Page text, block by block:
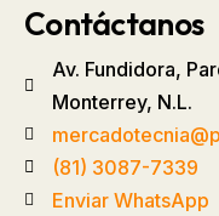
Contáctanos
Av. Fundidora,
Monterrey, N.L.
(81) 3087-7339
Enviar WhatsApp